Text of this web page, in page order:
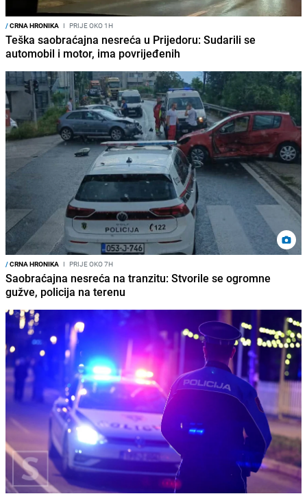
/CRNA HRONIKA I PRIJE OKO 1H
Teška saobraćajna nesreća u Prijedoru: Sudarili se
automobil i motor, ima povrijeđenih
/CRNA HRONIKA I PRIJE OKO 7H
Saobraćajna nesreća na tranzitu: Stvorile se ogromne
gužve, policija na terenu